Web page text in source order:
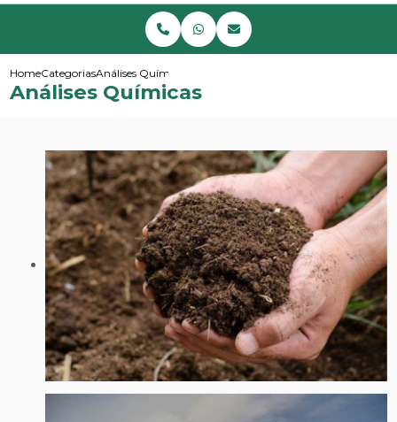
HomeCategoriasAnálises Químicas
Análises Químicas